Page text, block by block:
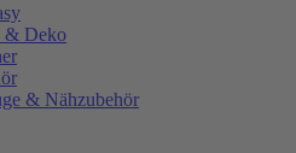
& Deko
& Nähzubehör